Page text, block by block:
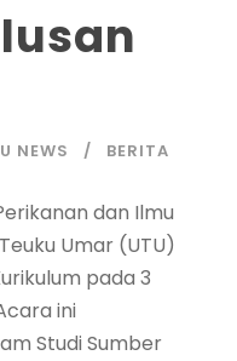
NEWS BERITA
dan Ilmu
Umar (UTU)
pada 3
ini
Studi Sumber